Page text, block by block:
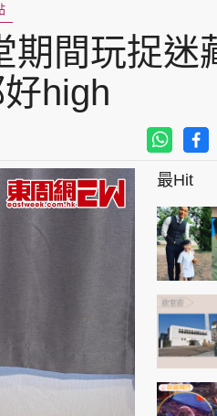
期間玩捉迷
high
最Hit